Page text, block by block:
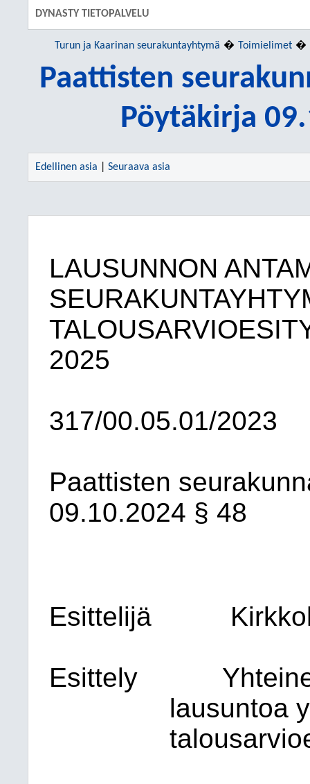
DYNASTY TIETOPALVELU
Turun ja Kaarinan seurakuntayhtymä Toimielimet
Paattisten
Pöytäkirja
Edellinen asia Seuraava asia
LAUSUNNON
2025
317/00.05.01/2023
Paattisten
09.10.2024 § 48
Esittelijä
Esittely
lausuntoa